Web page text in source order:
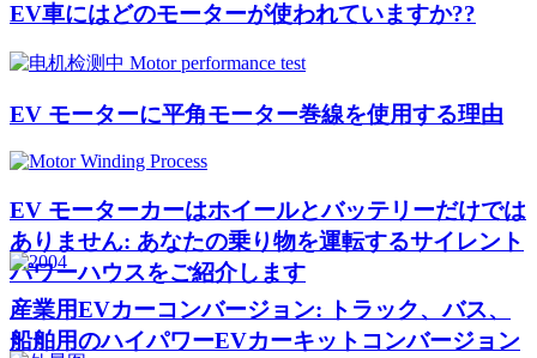
EV車にはどのモーターが使われていますか??
EV モーターに平角モーター巻線を使用する理由
EV モーターカーはホイールとバッテリーだけでは
ありません: あなたの乗り物を運転するサイレント
パワーハウスをご紹介します
産業用EVカーコンバージョン: トラック、バス、
船舶用のハイパワーEVカーキットコンバージョン